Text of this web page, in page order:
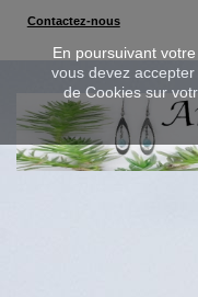
En poursuivant
vous devez accepter
de Cookies sur
Contactez-nous